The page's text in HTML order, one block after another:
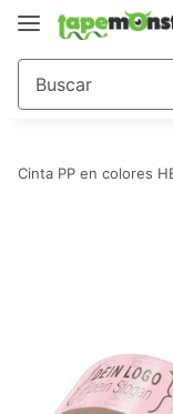
Cinta PP en colores